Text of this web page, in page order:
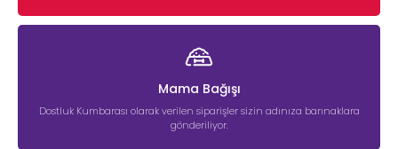
Mama Bağışı
Dostluk Kumbarası olarak verilen siparişler sizin adınıza barınaklara
gönderiliyor.